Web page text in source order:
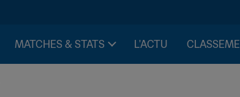
MATCHES & STATS L'ACTU